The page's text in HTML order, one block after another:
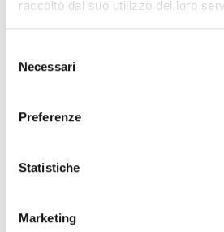
raccolto dal suo utilizzo dei loro
delNecessari
Preferenze
Statistiche
Marketing
amica carissima, dal cuore immenso.
Abbraccio tutta la famiglia in
esprimo le mie più profonde
Rispondi